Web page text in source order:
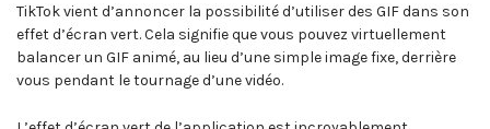
TikTok vient d’annoncer la possibilité d’utiliser des GIF dans son
effet d’écran vert. Cela signifie que vous pouvez virtuellement
balancer un GIF animé, au lieu d’une simple image fixe, derrière
vous pendant le tournage d’une vidéo.